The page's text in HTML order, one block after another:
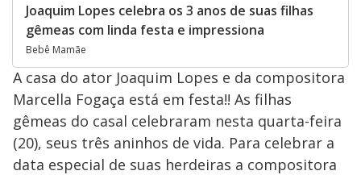
Joaquim Lopes celebra os 3 anos de suas filhas
gêmeas com linda festa e impressiona
Bebê Mamãe
A casa do ator Joaquim Lopes e da compositora
Marcella Fogaça está em festa!! As filhas
gêmeas do casal celebraram nesta quarta-feira
(20), seus três aninhos de vida. Para celebrar a
data especial de suas herdeiras a compositora